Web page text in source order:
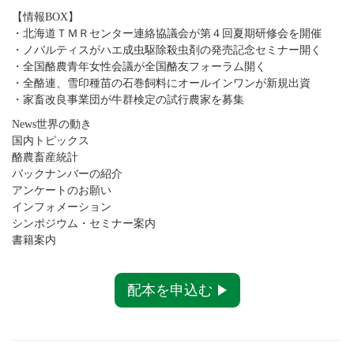
【情報BOX】
・北海道ＴＭＲセンター連絡協議会が第４回夏期研修会を開催
・ノバルティスがハエ成虫駆除殺虫剤の発売記念セミナー開く
・全国酪農青年女性会議が全国酪友フォーラム開く
・全酪連、雪印種苗の石巻飼料にオールインワンが新規出資
・家畜改良事業団が牛群検定の試行農家を募集
News世界の動き
国内トピックス
酪農畜産統計
バックナンバーの紹介
アンケートのお願い
インフォメーション
シンポジウム・セミナー案内
書籍案内
配本を申込む